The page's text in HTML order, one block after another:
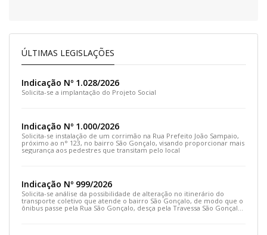
ÚLTIMAS LEGISLAÇÕES
Indicação Nº 1.028/2026
Solicita-se a implantação do Projeto Social
Indicação Nº 1.000/2026
Solicita-se instalação de um corrimão na Rua Prefeito João Sampaio,
próximo ao n° 123, no bairro São Gonçalo, visando proporcionar mais
segurança aos pedestres que transitam pelo local
Indicação Nº 999/2026
Solicita-se análise da possibilidade de alteração no itinerário do
transporte coletivo que atende o bairro São Gonçalo, de modo que o
ônibus passe pela Rua São Gonçalo, desça pela Travessa São Gonçalo